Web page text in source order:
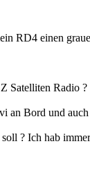
RD4 einen
Satelliten Radio ?
an Bord und
? Ich hab